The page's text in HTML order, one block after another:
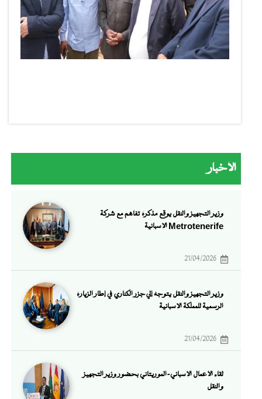
الأخبار
وزير التجهيز والنقل يوقع مذكرة تفاهم مع شركة
Metrotenerife الإسبانية
21/04/2026
وزير التجهيز والنقل يتوجه إلي جزر الكناري في إطار الزيارة
الرسمية للمملكة الإسبانية
21/04/2026
لقاء الأعمال الإسباني-الموريتاني بحضور وزير التجهيز
والنقل